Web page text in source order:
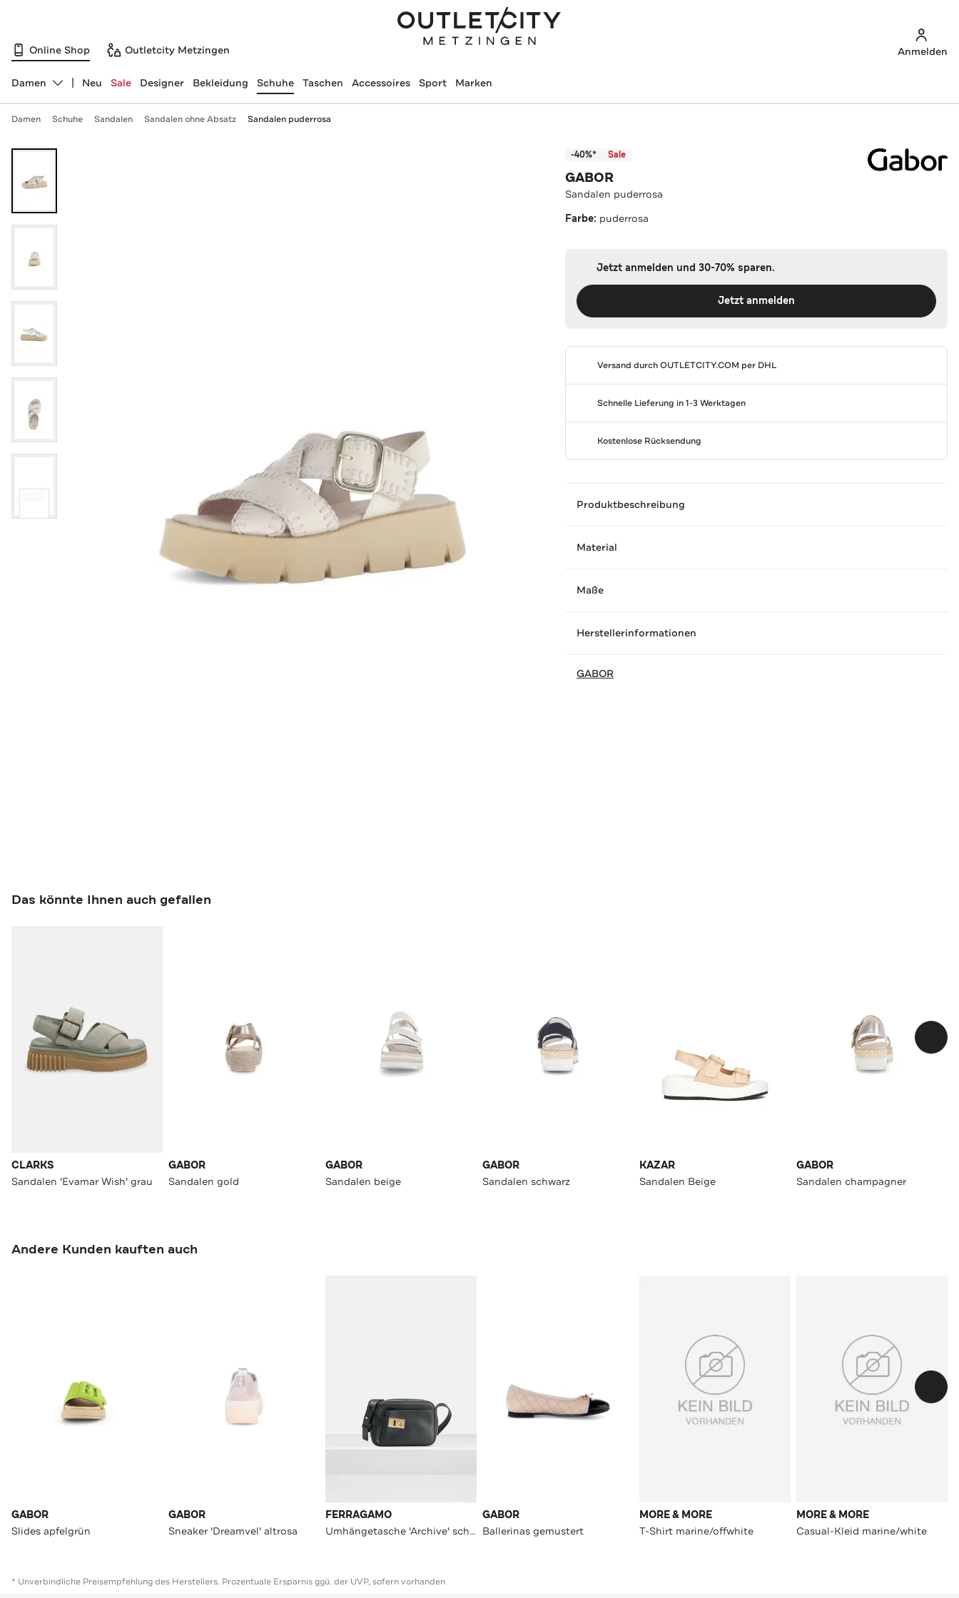
Online Shop Outletcity Metzingen Anmelden
Abteilung ändern, ausgewählt:
Damen Neu Sale Designer Bekleidung Schuhe Taschen Accessoires Sport Marken
Damen Schuhe Sandalen Sandalen ohne Absatz Sandalen puderrosa
-40%* Sale
GABOR
Sandalen puderrosa
Farbe: puderrosa
Jetzt anmelden und 30-70% sparen.
Jetzt anmelden
Versand durchOUTLETCITY.COM per DHL
Schnelle Lieferung in 1-3 Werktagen
Kostenlose Rücksendung
Produktbeschreibung
Material
Maße
Herstellerinformationen
GABOR
Das könnte Ihnen auch gefallen
CLARKS
Sandalen 'Evamar Wish' grau
GABOR
Sandalen gold
GABOR
Sandalen beige
GABOR
Sandalen schwarz
KAZAR
Sandalen Beige
GABOR
Sandalen champagner
Andere Kunden kauften auch
GABOR
Slides apfelgrün
GABOR
Sneaker 'Dreamvel' altrosa
FERRAGAMO
Umhängetasche 'Archive' schwarz
GABOR
Ballerinas gemustert
MORE & MORE
T-Shirt marine/offwhite
MORE & MORE
Casual-Kleid marine/white
* Unverbindliche Preisempfehlung des Herstellers. Prozentuale Ersparnis ggü. der UVP, sofern vorhanden